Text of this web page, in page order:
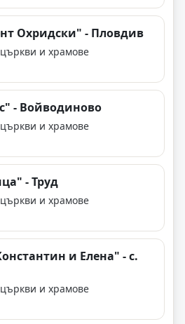
Охридски" - Пловдив
църкви и храмове
- Войводиново
църкви и храмове
- Труд
църкви и храмове
и Елена" - с.
църкви и храмове